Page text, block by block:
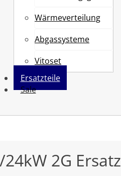
Wärmeverteilung
Abgassysteme
Vitoset
Ersatzteile
Sale
2G Ersatz